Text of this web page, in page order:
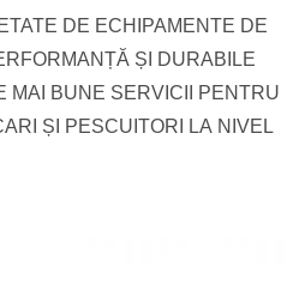
DE ECHIPAMENTE DE
ȘI DURABILE
MAI BUNE SERVICII PENTRU
ȘI PESCUITORI LA NIVEL